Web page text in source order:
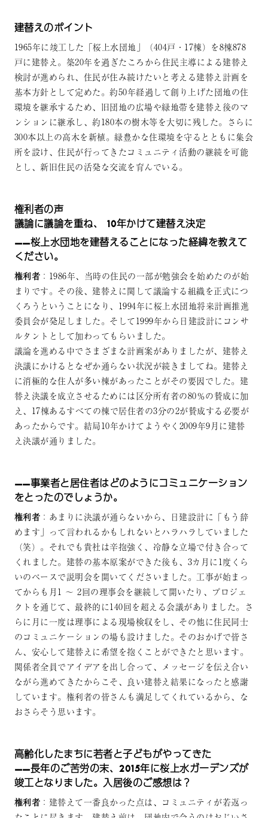
建替えのポイント
1965年に竣工した「桜上水団地」（404戸・17棟）を8棟878
戸に建替え。築20年を過ぎたころから住民主導による建替え
検討が進められ、住民が住み続けたいと考える建替え計画を
基本方針として定めた。約50年経過して創り上げた団地の住
環境を継承するため、旧団地の広場や緑地帯を建替え後のマ
ンションに継承し、約180本の樹木等を大切に残した。さらに
300本以上の高木を新植。緑豊かな住環境を守るとともに集会
所を設け、住民が行ってきたコミュニティ活動の継続を可能
とし、新旧住民の活発な交流を育んでいる。
権利者の声
議論に議論を重ね、 10年かけて建替え決定
——桜上水団地を建替えることになった経緯を教えて
ください。
権利者 ：1986年、当時の住民の一部が勉強会を始めたのが始
まりです。その後、建替えに関して議論する組織を正式につ
くろうということになり、1994年に桜上水団地将来計画推進
委員会が発足しました。そして1999年から日建設計にコンサ
ルタントとして加わってもらいました。
議論を進める中でさまざまな計画案がありましたが、建替え
決議にかけるとなぜか通らない状況が続きましてね。建替え
に消極的な住人が多い棟があったことがその要因でした。建
替え決議を成立させるためには区分所有者の80％の賛成に加
え、17棟あるすべての棟で居住者の3分の2が賛成する必要が
あったからです。結局10年かけてようやく2009年9月に建替
え決議が通りました。
——事業者と居住者はどのようにコミュニケーション
をとったのでしょうか。
権利者 ：あまりに決議が通らないから、日建設計に「もう辞
めます」って言われるかもしれないとハラハラしていました
（笑）。それでも貴社は辛抱強く、冷静な立場で付き合って
くれました。建替の基本原案ができた後も、3カ月に1度くら
いのペースで説明会を開いてくださいました。工事が始まっ
てからも月1 ～ 2回の理事会を継続して開いたり、プロジェ
クトを通じて、最終的に140回を超える会議がありました。さ
らに月に一度は理事による現場検収をし、その他に住民同士
のコミュニケーションの場も設けました。そのおかげで皆さ
ん、安心して建替えに希望を抱くことができたと思います。
関係者全員でアイデアを出し合って、メッセージを伝え合い
ながら進めてきたからこそ、良い建替え結果になったと感謝
しています。権利者の皆さんも満足してくれているから、な
おさらそう思います。
高齢化したまちに若者と子どもがやってきた
——長年のご苦労の末、2015年に桜上水ガーデンズが
竣工となりました。入居後のご感想は？
権利者 ：建替えて一番良かった点は、コミュニティが若返っ